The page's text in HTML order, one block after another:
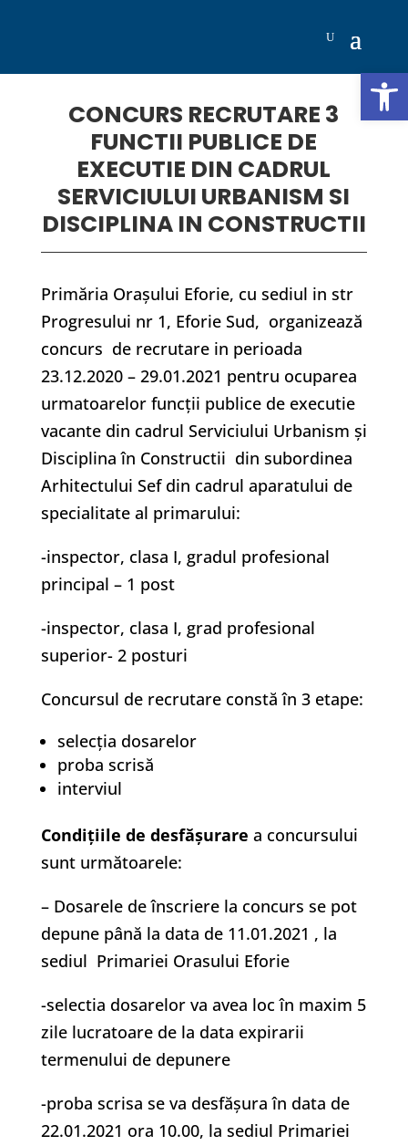
CONCURS RECRUTARE 3
FUNCTII PUBLICE DE
EXECUTIE DIN CADRUL
SERVICIULUI URBANISM SI
DISCIPLINA IN CONSTRUCTII
Primăria Oraşului Eforie, cu sediul in str
Progresului nr 1, Eforie Sud, organizează
concurs de recrutare in perioada
23.12.2020 – 29.01.2021 pentru ocuparea
urmatoarelor funcţii publice de executie
vacante din cadrul Serviciului Urbanism și
Disciplina în Constructii din subordinea
Arhitectului Sef din cadrul aparatului de
specialitate al primarului:
-inspector, clasa I, gradul profesional
principal – 1 post
-inspector, clasa I, grad profesional
superior- 2 posturi
Concursul de recrutare constă în 3 etape:
selecţia dosarelor
proba scrisă
interviul
Condiţiile de desfăşurare a concursului
sunt următoarele:
– Dosarele de înscriere la concurs se pot
depune până la data de 11.01.2021 , la
sediul Primariei Orasului Eforie
-selectia dosarelor va avea loc în maxim 5
zile lucratoare de la data expirarii
termenului de depunere
-proba scrisa se va desfăşura în data de
22.01.2021 ora 10.00, la sediul Primariei